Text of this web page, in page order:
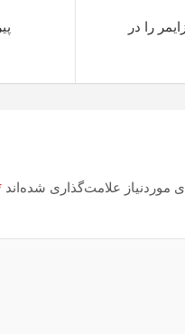
را در
موردنیاز علامت‌گذاری شده‌اند